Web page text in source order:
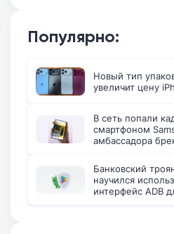
Популярно:
Новый тип
увеличит цену
В сеть попали
смартфоном
амбассадора
Банковский
научился
интерфейс ADB